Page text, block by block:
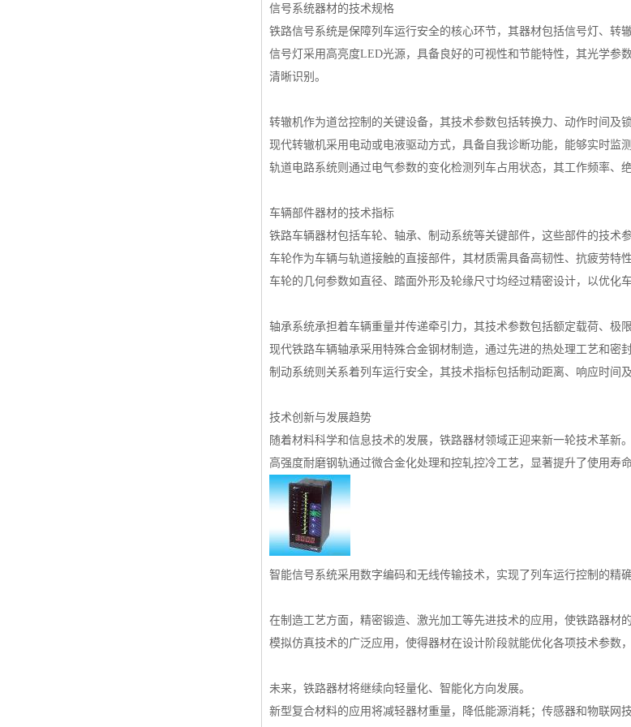
信号系统器材的技术规格
铁路信号系统是保障列车运行安全的核心环节，其器材包括信号灯、转
信号灯采用高亮度LED光源，具备良好的可视性和节能特性，其光学
清晰识别。
转辙机作为道岔控制的关键设备，其技术参数包括转换力、动作时间及锁
现代转辙机采用电动或电液驱动方式，具备自我诊断功能，能够实时监
轨道电路系统则通过电气参数的变化检测列车占用状态，其工作频率、
车辆部件器材的技术指标
铁路车辆器材包括车轮、轴承、制动系统等关键部件，这些部件的技术
车轮作为车辆与轨道接触的直接部件，其材质需具备高韧性、抗疲劳特性
车轮的几何参数如直径、踏面外形及轮缘尺寸均经过精密设计，以优化
轴承系统承担着车辆重量并传递牵引力，其技术参数包括额定载荷、极
现代铁路车辆轴承采用特殊合金钢材制造，通过先进的热处理工艺和密
制动系统则关系着列车运行安全，其技术指标包括制动距离、响应时间
技术创新与发展趋势
随着材料科学和信息技术的发展，铁路器材领域正迎来新一轮技术革新。
高强度耐磨钢轨通过微合金化处理和控轧控冷工艺，显著提升了使用寿命
智能信号系统采用数字编码和无线传输技术，实现了列车运行控制的精确
在制造工艺方面，精密锻造、激光加工等先进技术的应用，使铁路器材
模拟仿真技术的广泛应用，使得器材在设计阶段就能优化各项技术参数
未来，铁路器材将继续向轻量化、智能化方向发展。
新型复合材料的应用将减轻器材重量，降低能源消耗；传感器和物联